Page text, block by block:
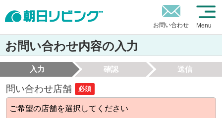
お問い合わせ Menu
お問い合わせ内容の入力
入力 確認 送信
問い合わせ店舗 必須